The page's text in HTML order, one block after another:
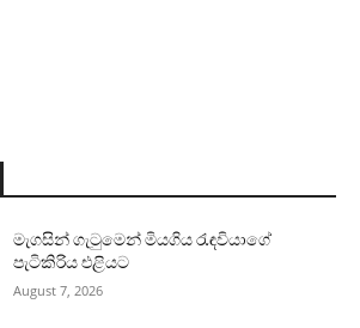
මැගසින් ගැටුමෙන් මියගිය රැඳවියාගේ
පැටිකිරිය එළියට
August 7, 2026